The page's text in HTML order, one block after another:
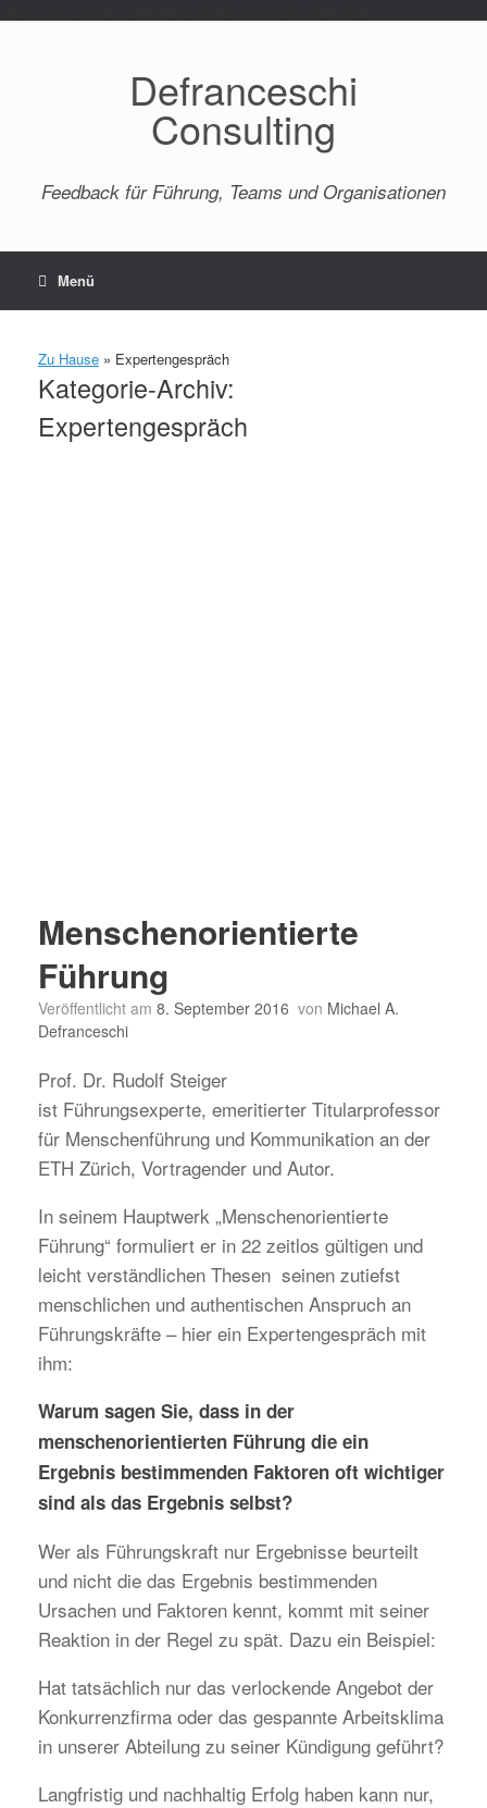
Defranceschi
Consulting
Feedback für Führung, Teams und Organisationen
Menü
Zu Hause » Expertengespräch
Kategorie-Archiv:
Expertengespräch
Menschenorientierte
Führung
Veröffentlicht am 8. September 2016 von Michael A.
Defranceschi
Prof. Dr. Rudolf Steiger
ist Führungsexperte, emeritierter Titularprofessor
für Menschenführung und Kommunikation an der
ETH Zürich, Vortragender und Autor.
In seinem Hauptwerk „Menschenorientierte
Führung“ formuliert er in 22 zeitlos gültigen und
leicht verständlichen Thesen seinen zutiefst
menschlichen und authentischen Anspruch an
Führungskräfte – hier ein Expertengespräch mit
ihm:
Warum sagen Sie, dass in der
menschenorientierten Führung die ein
Ergebnis bestimmenden Faktoren oft wichtiger
sind als das Ergebnis selbst?
Wer als Führungskraft nur Ergebnisse beurteilt
und nicht die das Ergebnis bestimmenden
Ursachen und Faktoren kennt, kommt mit seiner
Reaktion in der Regel zu spät. Dazu ein Beispiel:
Hat tatsächlich nur das verlockende Angebot der
Konkurrenzfirma oder das gespannte Arbeitsklima
in unserer Abteilung zu seiner Kündigung geführt?
Langfristig und nachhaltig Erfolg haben kann nur,